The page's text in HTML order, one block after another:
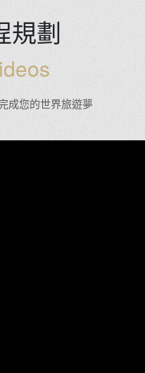
規劃
成您的世界旅遊夢